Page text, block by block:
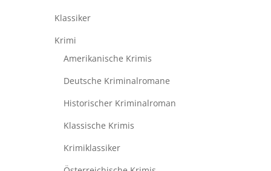
Klassiker
Krimi
Amerikanische Krimis
Deutsche Kriminalromane
Historischer Kriminalroman
Klassische Krimis
Krimiklassiker